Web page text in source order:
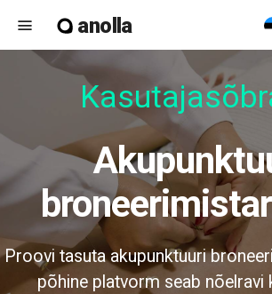
menu anolla
Akupunktuuri
Proovi tasuta akupunktuuri
põhine platvorm seab nõelravi